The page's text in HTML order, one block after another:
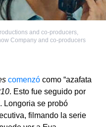
and co-producers,
Company and co-producers
comenzó como “azafata
. Esto fue seguido por
Longoria se probó
filmando la serie